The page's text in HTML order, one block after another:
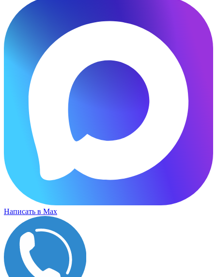
Написать в Max